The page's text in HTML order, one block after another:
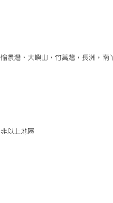
愉景灣，大嶼山，竹蒿灣，長洲，南
非以上地區